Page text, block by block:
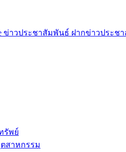
ข่าวประชาสัมพันธ์ ฝากข่าวประ
รัพย์
สาหกรรม